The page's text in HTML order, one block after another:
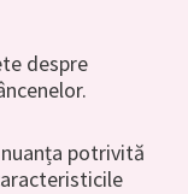
despre
potrivită